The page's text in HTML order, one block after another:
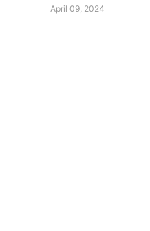
April 09, 2024